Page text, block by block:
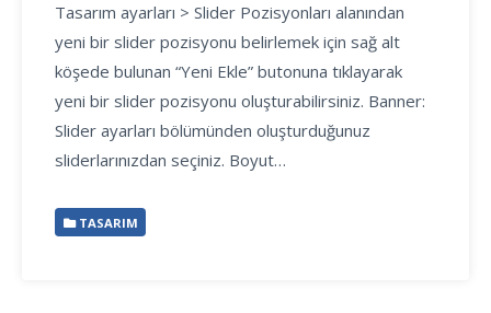
Tasarım ayarları > Slider Pozisyonları alanından
yeni bir slider pozisyonu belirlemek için sağ alt
köşede bulunan “Yeni Ekle” butonuna tıklayarak
yeni bir slider pozisyonu oluşturabilirsiniz. Banner:
Slider ayarları bölümünden oluşturduğunuz
sliderlarınızdan seçiniz. Boyut…
TASARIM